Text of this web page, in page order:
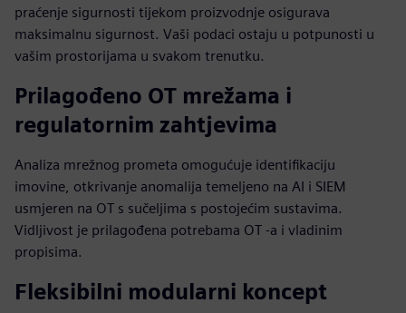
praćenje sigurnosti tijekom proizvodnje osigurava
maksimalnu sigurnost. Vaši podaci ostaju u potpunosti u
vašim prostorijama u svakom trenutku.
Prilagođeno OT mrežama i
regulatornim zahtjevima
Analiza mrežnog prometa omogućuje identifikaciju
imovine, otkrivanje anomalija temeljeno na AI i SIEM
usmjeren na OT s sučeljima s postojećim sustavima.
Vidljivost je prilagođena potrebama OT -a i vladinim
propisima.
Fleksibilni modularni koncept